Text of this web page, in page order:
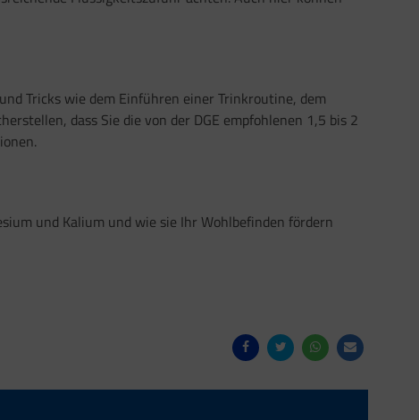
Tricks wie dem Einführen einer Trinkroutine, dem
dass Sie die von der DGE empfohlenen 1,5 bis 2
und Kalium und wie sie Ihr Wohlbefinden fördern